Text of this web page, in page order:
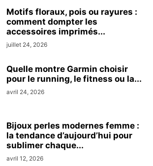
Motifs floraux, pois ou rayures :
comment dompter les
accessoires imprimés...
juillet 24, 2026
Quelle montre Garmin choisir
pour le running, le fitness ou la...
avril 24, 2026
Bijoux perles modernes femme :
la tendance d’aujourd’hui pour
sublimer chaque...
avril 12, 2026